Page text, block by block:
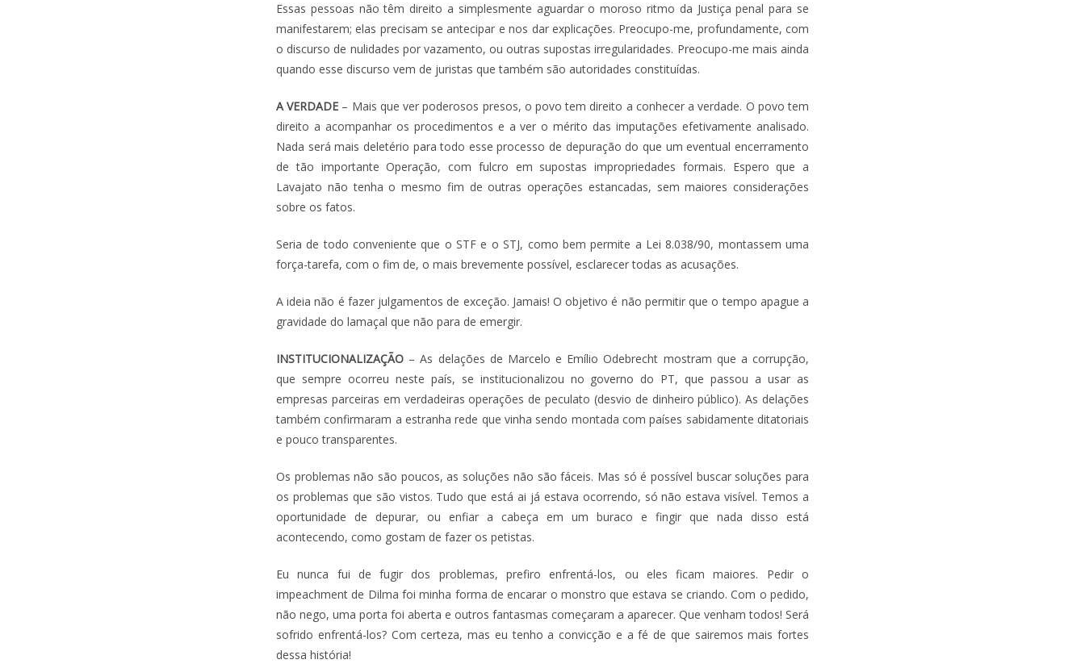
Essas pessoas não têm direito a simplesmente aguardar o moroso ritmo da Justiça penal para se
manifestarem; elas precisam se antecipar e nos dar explicações. Preocupo-me, profundamente, com
o discurso de nulidades por vazamento, ou outras supostas irregularidades. Preocupo-me mais ainda
quando esse discurso vem de juristas que também são autoridades constituídas.
A VERDADE – Mais que ver poderosos presos, o povo tem direito a conhecer a verdade. O povo tem
direito a acompanhar os procedimentos e a ver o mérito das imputações efetivamente analisado.
Nada será mais deletério para todo esse processo de depuração do que um eventual encerramento
de tão importante Operação, com fulcro em supostas impropriedades formais. Espero que a
Lavajato não tenha o mesmo fim de outras operações estancadas, sem maiores considerações
sobre os fatos.
Seria de todo conveniente que o STF e o STJ, como bem permite a Lei 8.038/90, montassem uma
força-tarefa, com o fim de, o mais brevemente possível, esclarecer todas as acusações.
A ideia não é fazer julgamentos de exceção. Jamais! O objetivo é não permitir que o tempo apague a
gravidade do lamaçal que não para de emergir.
INSTITUCIONALIZAÇÃO – As delações de Marcelo e Emílio Odebrecht mostram que a corrupção,
que sempre ocorreu neste país, se institucionalizou no governo do PT, que passou a usar as
empresas parceiras em verdadeiras operações de peculato (desvio de dinheiro público). As delações
também confirmaram a estranha rede que vinha sendo montada com países sabidamente ditatoriais
e pouco transparentes.
Os problemas não são poucos, as soluções não são fáceis. Mas só é possível buscar soluções para
os problemas que são vistos. Tudo que está ai já estava ocorrendo, só não estava visível. Temos a
oportunidade de depurar, ou enfiar a cabeça em um buraco e fingir que nada disso está
acontecendo, como gostam de fazer os petistas.
Eu nunca fui de fugir dos problemas, prefiro enfrentá-los, ou eles ficam maiores. Pedir o
impeachment de Dilma foi minha forma de encarar o monstro que estava se criando. Com o pedido,
não nego, uma porta foi aberta e outros fantasmas começaram a aparecer. Que venham todos! Será
sofrido enfrentá-los? Com certeza, mas eu tenho a convicção e a fé de que sairemos mais fortes
dessa história!